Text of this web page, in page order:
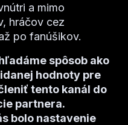
a mimo
hráčov cez
po fanúšikov.
spôsob ako
hodnoty pre
tento kanál do
partnera.
bolo nastavenie